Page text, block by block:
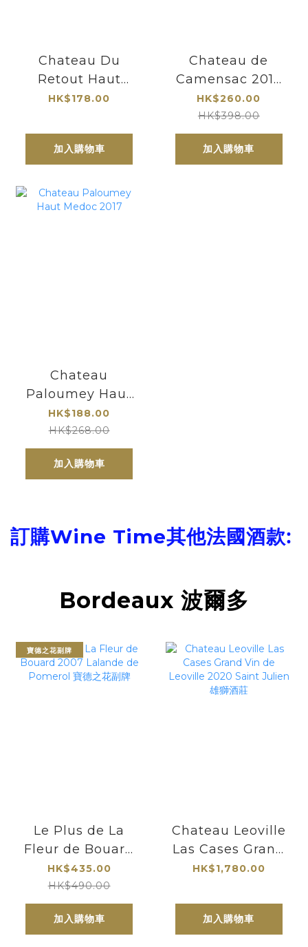
Chateau Du
Retout Haut
Medoc 2017 Cru
HK$178.00
加入購物車
Chateau de
Camensac 2019
Haut Medoc 卡門
薩 波爾多五級莊
HK$260.00
HK$398.00
加入購物車
Chateau
Paloumey Haut
Medoc 2017
HK$188.00
HK$268.00
加入購物車
訂購Wine Time其他法國酒款:
Bordeaux 波爾多
寶德之花副牌
Le Plus de La
Fleur de Bouard
2007 Lalande de
Pomerol 寶德之花
副牌
HK$435.00
HK$490.00
加入購物車
Chateau Leoville
Las Cases Grand
Vin de Leoville
Julien 雄獅酒莊
HK$1,780.00
加入購物車